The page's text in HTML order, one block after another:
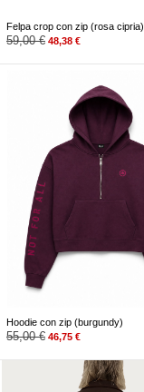
Felpa crop con zip (rosa cipria)
59,00€ 48,38 €
Hoodie con zip (burgundy)
55,00€ 46,75 €